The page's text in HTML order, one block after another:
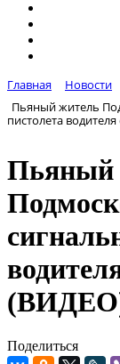
Главная
Новости
Пьяный житель
пистолета
Пьяный
Поделиться